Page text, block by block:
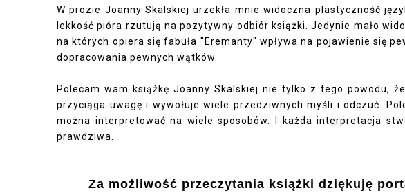
W prozie Joanny Skalskiej urzekła mnie widoczna plastyczność
lekkość pióra rzutują na pozytywny odbiór książki. Jedynie mało
na których opiera się fabuła "Eremanty" wpływa na pojawienie się
dopracowania pewnych wątków.
Polecam wam książkę Joanny Skalskiej nie tylko z tego powodu,
przyciąga uwagę i wywołuje wiele przedziwnych myśli i odczuć.
można interpretować na wiele sposobów. I każda interpretacja
prawdziwa.
Za możliwość przeczytania książki dziękuję